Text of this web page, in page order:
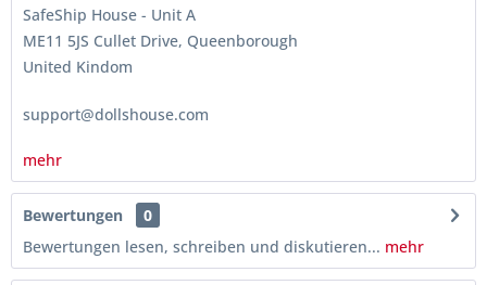
SafeShip House - Unit A
ME11 5JS Cullet Drive, Queenborough
United Kindom
support@dollshouse.com
mehr
Bewertungen
0
Bewertungen lesen, schreiben und diskutieren... mehr